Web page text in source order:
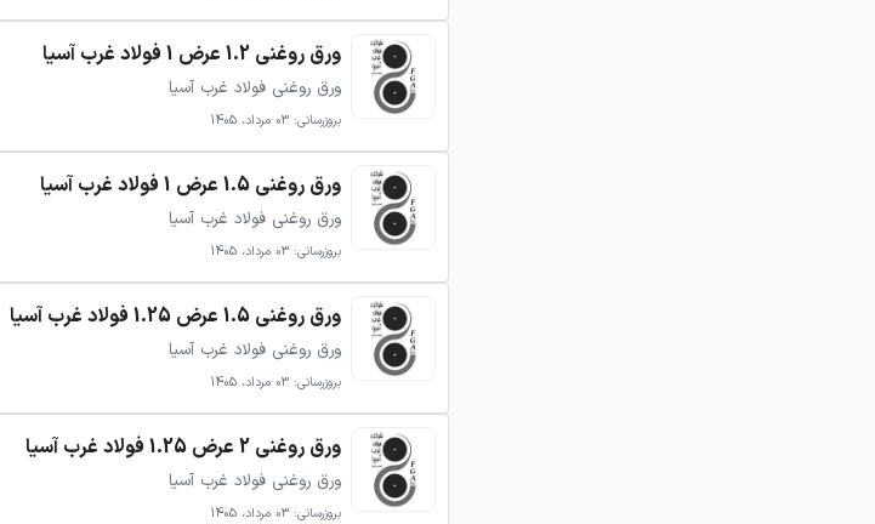
ورق روغنی 1.2 عرض 1 فولاد غرب آسیا
ورق روغنی فولاد غرب آسیا
بروزرسانی: 03 مرداد، 1405
ورق روغنی 1.5 عرض 1 فولاد غرب آسیا
ورق روغنی فولاد غرب آسیا
بروزرسانی: 03 مرداد، 1405
ورق روغنی 1.5 عرض 1.25 فولاد غرب آسیا
ورق روغنی فولاد غرب آسیا
بروزرسانی: 03 مرداد، 1405
ورق روغنی 2 عرض 1.25 فولاد غرب آسیا
ورق روغنی فولاد غرب آسیا
بروزرسانی: 03 مرداد، 1405